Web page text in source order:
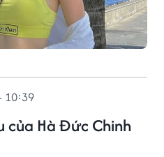
của Hà Đức Chinh
10:39